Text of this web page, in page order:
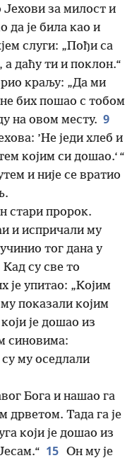
за милост и
да је била као и
слуги: „Пођи са
даћу ти и поклон.“
краљу: „Да ми
бих пошао с тобом
на овом месту. 9
’Не једи хлеб и
којим си дошао.‘ “
и није се вратио
стари пророк.
и испричали му
тог дана у
су све то
је упитао: „Којим
показали којим
је дошао из
синовима:
му оседлали
Бога и нашао га
дрветом. Тада га је
који је дошао из
15 Он му је